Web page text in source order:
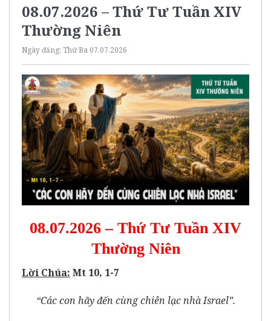
08.07.2026 – Thứ Tư Tuần XIV
Thường Niên
Ngày đăng: Thứ Ba 07.07.2026
08.07.2026 – Thứ Tư Tuần XIV
Thường Niên
Lời Chúa: Mt 10, 1-7
“Các con hãy đến cùng chiên lạc nhà Israel”.